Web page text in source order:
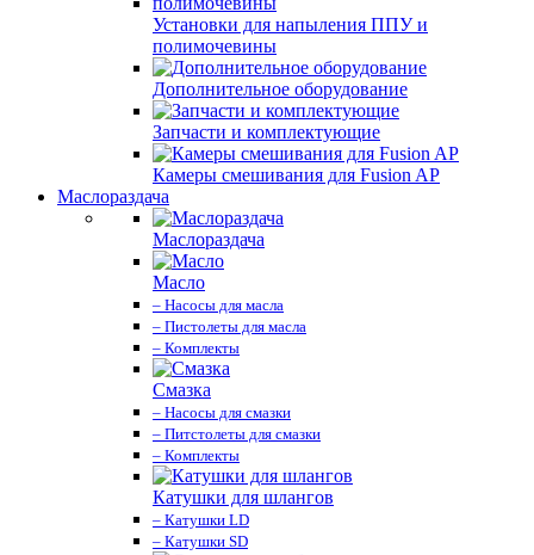
Установки для напыления ППУ и
полимочевины
Дополнительное оборудование
Запчасти и комплектующие
Камеры смешивания для Fusion AP
Маслораздача
Маслораздача
Масло
– Насосы для масла
– Пистолеты для масла
– Комплекты
Смазка
– Насосы для смазки
– Питстолеты для смазки
– Комплекты
Катушки для шлангов
– Катушки LD
– Катушки SD